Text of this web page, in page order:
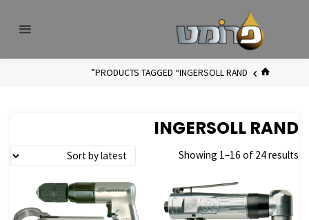
בית
INGERSOLL RAND
Showing 1–16 of 24 results